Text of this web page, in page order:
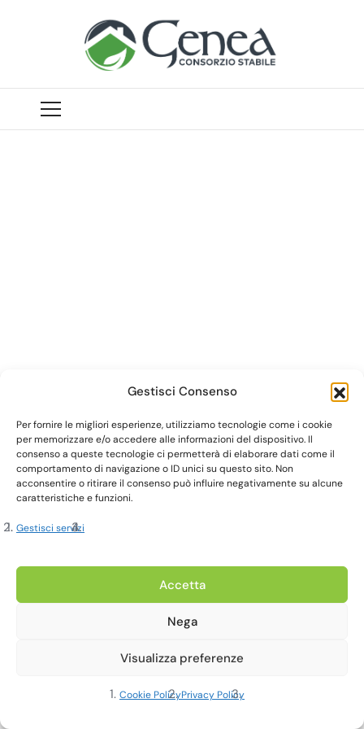
Gestisci Consenso
Per fornire le migliori esperienze, utilizziamo tecnologie come i cookie
per memorizzare e/o accedere alle informazioni del dispositivo. Il
consenso a queste tecnologie ci permetterà di elaborare dati come il
comportamento di navigazione o ID unici su questo sito. Non
acconsentire o ritirare il consenso può influire negativamente su alcune
caratteristiche e funzioni.
Gestisci servizi
Accetta
Nega
Visualizza preferenze
Cookie PolicyPrivacy Policy